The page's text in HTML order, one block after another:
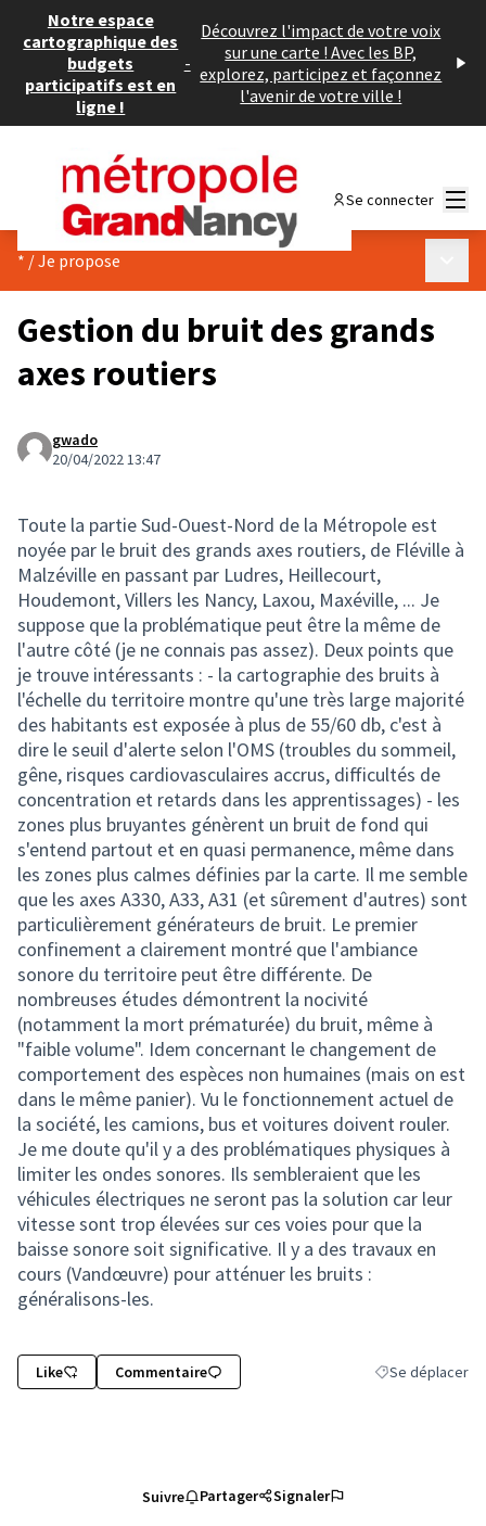
Notre espace
cartographique des
budgets
participatifs est en
ligne !
-
Découvrez l'impact de votre voix
sur une carte ! Avec les BP,
explorez, participez et façonnez
l'avenir de votre ville !
Se connecter
* /Je propose
Gestion du bruit des grands
axes routiers
gwado
20/04/2022 13:47
Toute la partie Sud-Ouest-Nord de la Métropole est
noyée par le bruit des grands axes routiers, de Fléville à
Malzéville en passant par Ludres, Heillecourt,
Houdemont, Villers les Nancy, Laxou, Maxéville, ... Je
suppose que la problématique peut être la même de
l'autre côté (je ne connais pas assez). Deux points que
je trouve intéressants : - la cartographie des bruits à
l'échelle du territoire montre qu'une très large majorité
des habitants est exposée à plus de 55/60 db, c'est à
dire le seuil d'alerte selon l'OMS (troubles du sommeil,
gêne, risques cardiovasculaires accrus, difficultés de
concentration et retards dans les apprentissages) - les
zones plus bruyantes génèrent un bruit de fond qui
s'entend partout et en quasi permanence, même dans
les zones plus calmes définies par la carte. Il me semble
que les axes A330, A33, A31 (et sûrement d'autres) sont
particulièrement générateurs de bruit. Le premier
confinement a clairement montré que l'ambiance
sonore du territoire peut être différente. De
nombreuses études démontrent la nocivité
(notamment la mort prématurée) du bruit, même à
"faible volume". Idem concernant le changement de
comportement des espèces non humaines (mais on est
dans le même panier). Vu le fonctionnement actuel de
la société, les camions, bus et voitures doivent rouler.
Je me doute qu'il y a des problématiques physiques à
limiter les ondes sonores. Ils sembleraient que les
véhicules électriques ne seront pas la solution car leur
vitesse sont trop élevées sur ces voies pour que la
baisse sonore soit significative. Il y a des travaux en
cours (Vandœuvre) pour atténuer les bruits :
généralisons-les.
Like Commentaire Filtrer les
Se déplacer
Suivre Partager Signaler